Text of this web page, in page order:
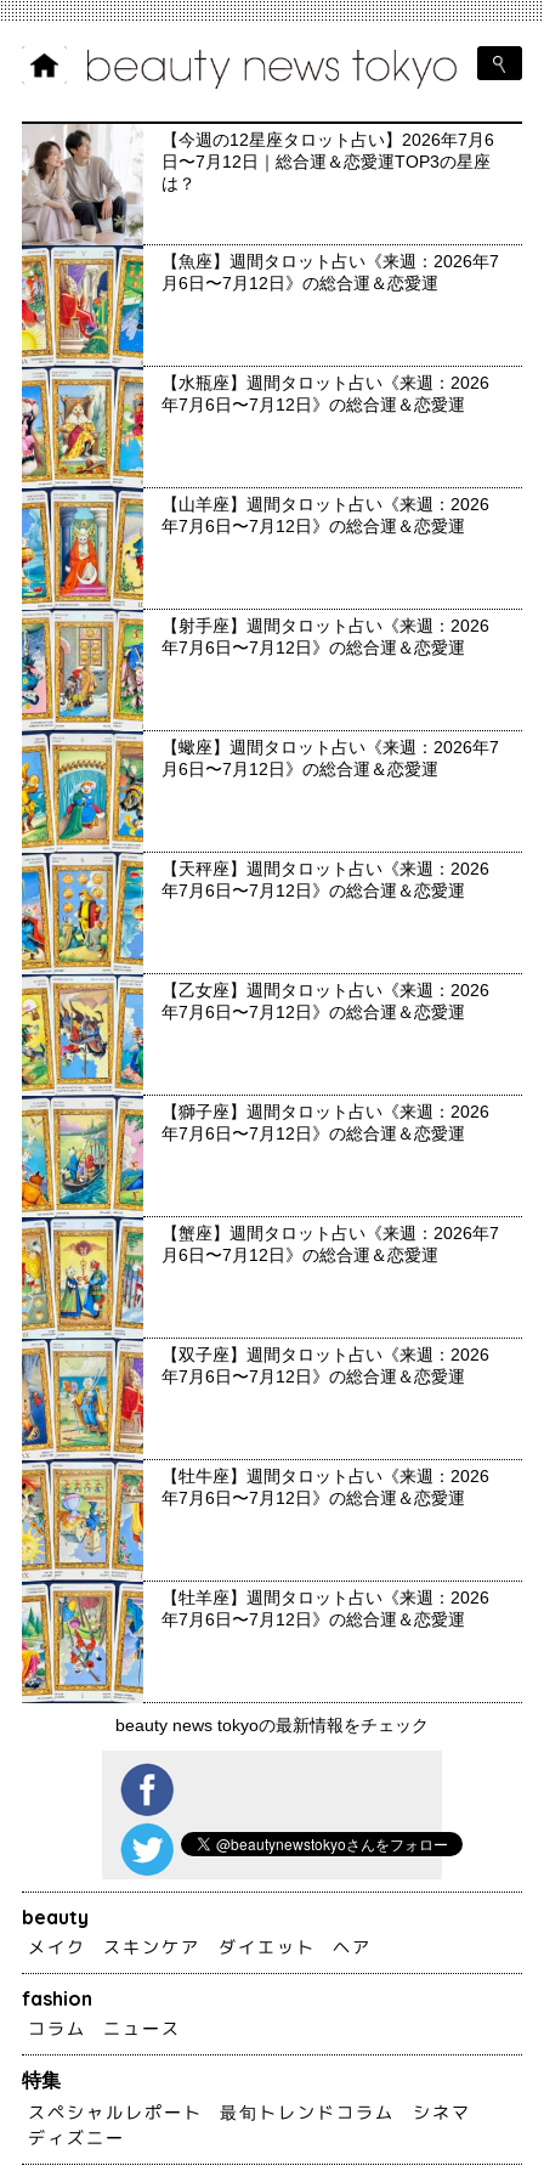
【今週の12星座タロット占い】2026年7月6
日〜7月12日｜総合運＆恋愛運TOP3の星座
は？
【魚座】週間タロット占い《来週：2026年7
月6日〜7月12日》の総合運＆恋愛運
【水瓶座】週間タロット占い《来週：2026
年7月6日〜7月12日》の総合運＆恋愛運
【山羊座】週間タロット占い《来週：2026
年7月6日〜7月12日》の総合運＆恋愛運
【射手座】週間タロット占い《来週：2026
年7月6日〜7月12日》の総合運＆恋愛運
【蠍座】週間タロット占い《来週：2026年7
月6日〜7月12日》の総合運＆恋愛運
【天秤座】週間タロット占い《来週：2026
年7月6日〜7月12日》の総合運＆恋愛運
【乙女座】週間タロット占い《来週：2026
年7月6日〜7月12日》の総合運＆恋愛運
【獅子座】週間タロット占い《来週：2026
年7月6日〜7月12日》の総合運＆恋愛運
【蟹座】週間タロット占い《来週：2026年7
月6日〜7月12日》の総合運＆恋愛運
【双子座】週間タロット占い《来週：2026
年7月6日〜7月12日》の総合運＆恋愛運
【牡牛座】週間タロット占い《来週：2026
年7月6日〜7月12日》の総合運＆恋愛運
【牡羊座】週間タロット占い《来週：2026
年7月6日〜7月12日》の総合運＆恋愛運
beauty news tokyoの最新情報をチェック
beauty
メイク
スキンケア ダイエット ヘア
fashion
コラム
ニュース
特集
スペシャルレポート
最旬トレンドコラム
シネマ
ディズニー